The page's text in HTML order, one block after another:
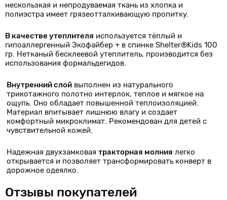
нескользкая и непродуваемая ткань из хлопка и
полиэстра имеет грязеотталкивающую пропитку.
В качестве утеплителя используется тёплый и
гипоаллергенный Экофайбер + в спинке Shelter®Kids 100
гр. Нетканый бесклеевой утеплитель, производится без
использования формальдегидов.
Внутренний слой выполнен из натурального
трикотажного полотно интерлок, теплое и мягкое на
ощупь. Оно обладает повышенной теплоизоляцией.
Материал впитывает лишнюю влагу и создает
комфортный микроклимат. Рекомендован для детей с
чувствительной кожей.
Надежная двухзамковая тракторная молния легко
открывается и позволяет трансформировать конверт в
дорожное одеялко.
Отзывы покупателей